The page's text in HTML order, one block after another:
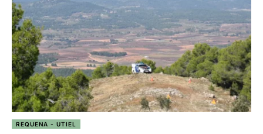
REQUENA - UTIEL